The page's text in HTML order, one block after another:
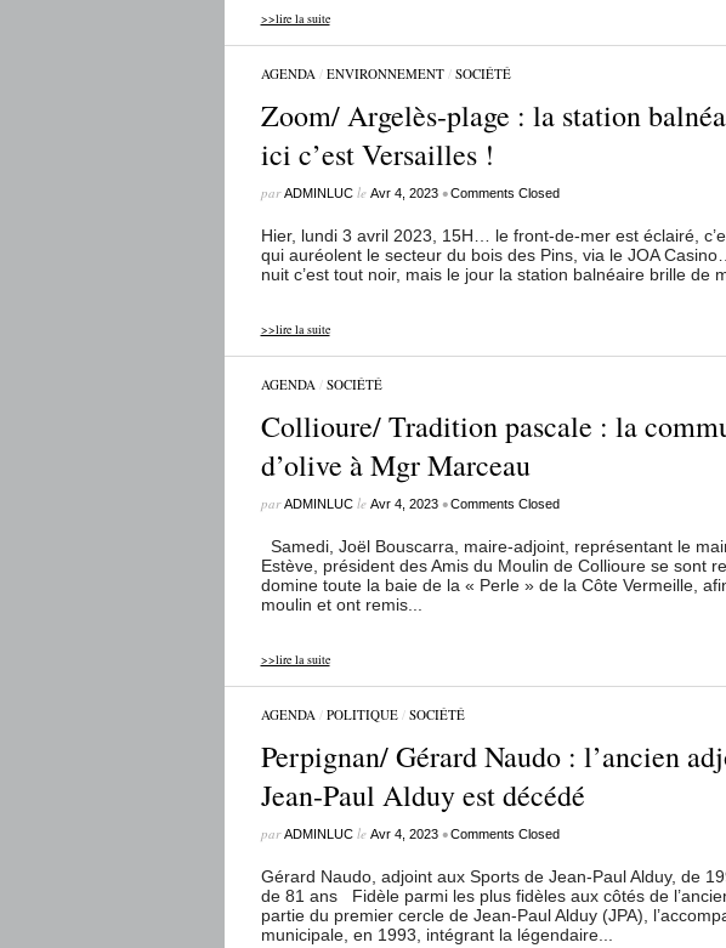
>>lire la suite
AGENDA/ ENVIRONNEMENT/ SOCIÉTÉ
Zoom/ Argelès-plage : la station
ici c’est Versailles !
parADMINLUCle Avr 4, 2023 •Comments Closed
Hier, lundi 3 avril 2023, 15H… le front-de-mer est éclairé,
qui auréolent le secteur du bois des Pins, via le JOA
nuit c’est tout noir, mais le jour la station balnéaire brille de
>>lire la suite
AGENDA/ SOCIÉTÉ
Collioure/ Tradition pascale : la
d’olive à Mgr Marceau
parADMINLUCle Avr 4, 2023 •Comments Closed
Samedi, Joël Bouscarra, maire-adjoint, représentant le
Estève, président des Amis du Moulin de Collioure se sont
domine toute la baie de la « Perle » de la Côte Vermeille,
moulin et ont remis...
>>lire la suite
AGENDA/ POLITIQUE/ SOCIÉTÉ
Perpignan/ Gérard Naudo : l’ancien
Jean-Paul Alduy est décédé
parADMINLUCle Avr 4, 2023 •Comments Closed
Gérard Naudo, adjoint aux Sports de Jean-Paul Alduy, de
de 81 ans Fidèle parmi les plus fidèles aux côtés de
partie du premier cercle de Jean-Paul Alduy (JPA),
municipale, en 1993, intégrant la légendaire...